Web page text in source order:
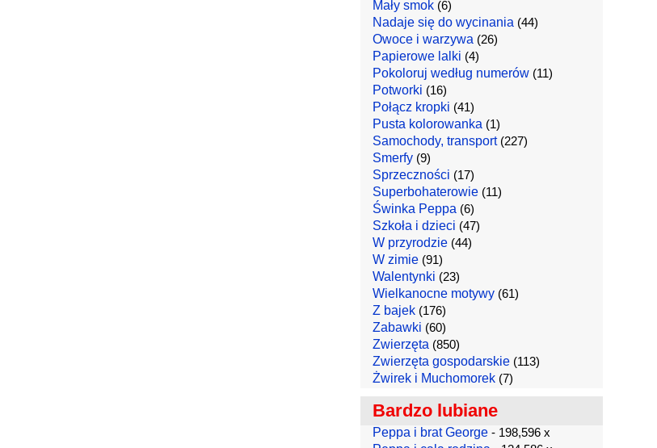
Mały smok(6)
Nadaje się do wycinania (44)
Owoce i warzywa (26)
Papierowe lalki (4)
Pokoloruj według numerów(11)
Potworki (16)
Połącz kropki (41)
Pusta kolorowanka (1)
Samochody, transport(227)
Smerfy(9)
Sprzeczności (17)
Superbohaterowie(11)
Świnka Peppa (6)
Szkoła i dzieci (47)
W przyrodzie(44)
W zimie(91)
Walentynki (23)
Wielkanocne motywy(61)
Z bajek(176)
Zabawki (60)
Zwierzęta (850)
Zwierzęta gospodarskie(113)
Żwirek i Muchomorek(7)
Bardzo lubiane
Peppa i brat George- 198,596 x